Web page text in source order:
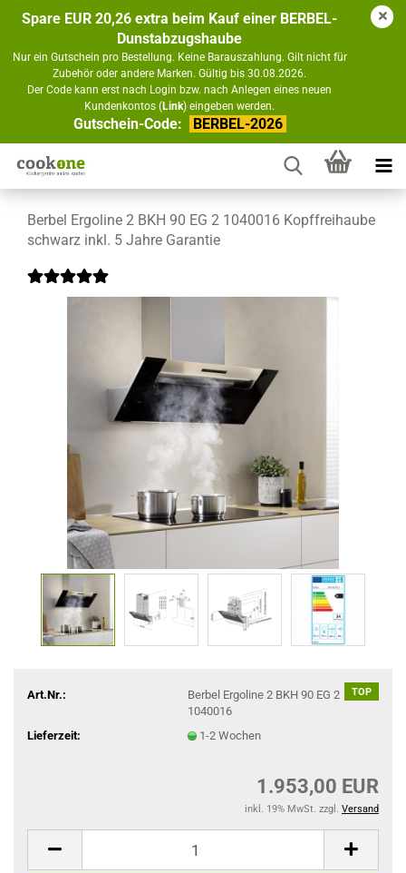
Spare EUR 20,26 extra beim Kauf einer BERBEL-
Dunstabzugshaube
Nur ein Gutschein pro Bestellung. Keine Barauszahlung. Gilt nicht für
Zubehör oder andere Marken. Gültig bis 30.08.2026.
Der Code kann erst nach Login bzw. nach Anlegen eines neuen
Kundenkontos (Link) eingeben werden.
Gutschein-Code: BERBEL-2026
Berbel Ergoline 2 BKH 90 EG 2 1040016 Kopffreihaube
schwarz inkl. 5 Jahre Garantie
TOP
Art.Nr.:
Berbel Ergoline 2 BKH 90 EG 2
1040016
Lieferzeit:
1-2 Wochen
1.953,00 EUR
inkl. 19% MwSt. zzgl. Versand